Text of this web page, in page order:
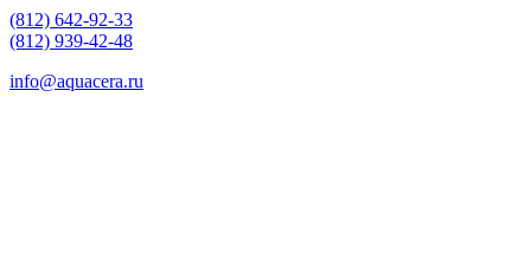
(812) 642-92-33
(812) 939-42-48
info@aquacera.ru